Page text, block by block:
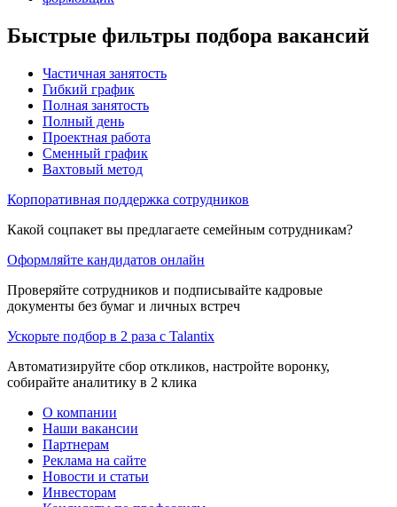
Быстрые фильтры подбора вакансий
Частичная занятость
Гибкий график
Полная занятость
Полный день
Проектная работа
Сменный график
Вахтовый метод
Корпоративная поддержка сотрудников
Какой соцпакет вы предлагаете семейным сотрудникам?
Оформляйте кандидатов онлайн
Проверяйте сотрудников и подписывайте кадровые
документы без бумаг и личных встреч
Ускорьте подбор в 2 раза с Talantix
Автоматизируйте сбор откликов, настройте воронку,
собирайте аналитику в 2 клика
О компании
Наши вакансии
Партнерам
Реклама на сайте
Новости и статьи
Инвесторам